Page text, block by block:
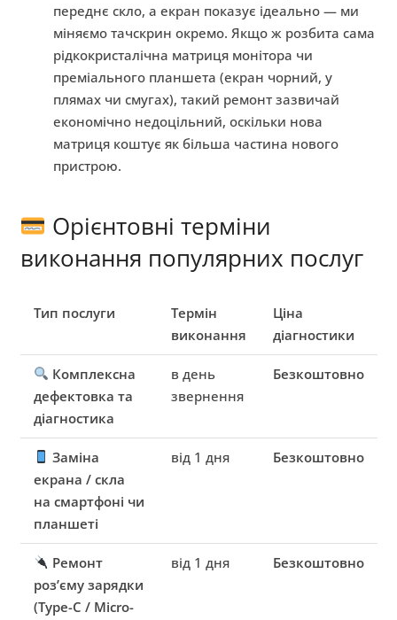
переднє скло, а екран показує ідеально — ми
міняємо тачскрин окремо. Якщо ж розбита сама
рідкокристалічна матриця монітора чи
преміального планшета (екран чорний, у
плямах чи смугах), такий ремонт зазвичай
економічно недоцільний, оскільки нова
матриця коштує як більша частина нового
пристрою.
Орієнтовні терміни
виконання популярних послуг
Тип послуги
Термін
виконання
Ціна
діагностики
Комплексна
дефектовка та
діагностика
в день
звернення
Безкоштовно
Заміна
екрана / скла
на смартфоні чи
планшеті
від 1 дня Безкоштовно
Ремонт
роз’єму зарядки
(Type-C / Micro-
від 1 дня Безкоштовно